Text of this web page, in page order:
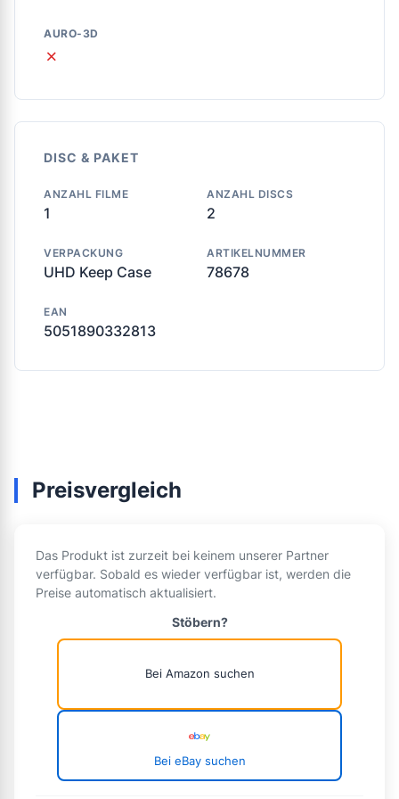
AURO-3D
✗
DISC & PAKET
ANZAHL FILME
1
ANZAHL DISCS
2
VERPACKUNG
UHD Keep Case
ARTIKELNUMMER
78678
EAN
5051890332813
Preisvergleich
Das Produkt ist zurzeit bei keinem unserer Partner
verfügbar. Sobald es wieder verfügbar ist, werden die
Preise automatisch aktualisiert.
Stöbern?
Bei Amazon suchen
Bei eBay suchen